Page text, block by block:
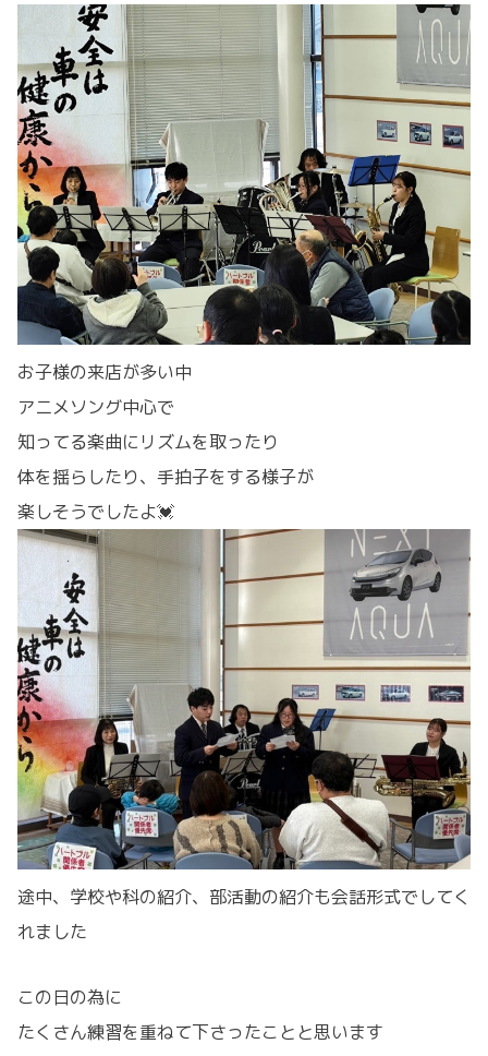
お子様の来店が多い中
アニメソング中心で
知ってる楽曲にリズムを取ったり
体を揺らしたり、手拍子をする様子が
楽しそうでしたよ💓
途中、学校や科の紹介、部活動の紹介も会話形式でしてく
れました
この日の為に
たくさん練習を重ねて下さったことと思います